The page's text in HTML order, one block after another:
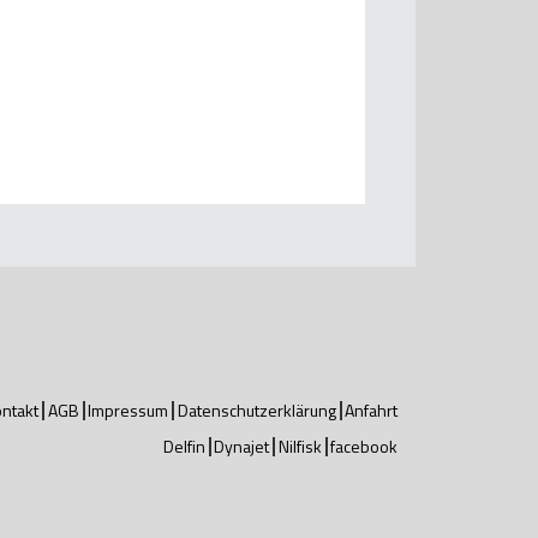
AGB Impressum Datenschutzerklärung Anfahrt
Delfin Dynajet Nilfisk facebook